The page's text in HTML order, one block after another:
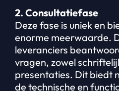
2. Consultatiefase
Deze fase is uniek en
enorme meerwaarde.
leveranciers
vragen, zowel
presentaties. Dit biedt
de technische en